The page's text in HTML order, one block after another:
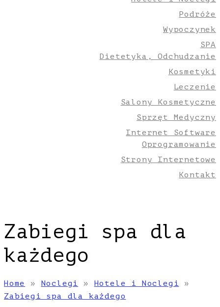
Podróże
Wypoczynek
SPA
Dietetyka, Odchudzanie
Kosmetyki
Leczenie
Salony Kosmetyczne
Sprzęt Medyczny
Internet Software
Oprogramowanie
Strony Internetowe
Kontakt
Zabiegi spa dla
każdego
Home » Noclegi » Hotele i Noclegi »
Zabiegi spa dla każdego